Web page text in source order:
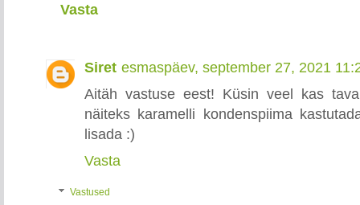
Vasta
Siret esmaspäev, september 27, 2021
Aitäh vastuse eest! Küsin veel kas
näiteks karamelli kondenspiima
lisada :)
Vasta
Vastused